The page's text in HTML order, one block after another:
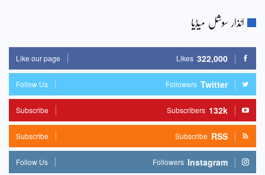
انذار سوشل میڈیا
322,000
Likes
Like our page
Twitter
Followers
Follow Us
132k
Subscribers
Subscribe
RSS
Subscribe
Subscribe
Instagram
Followers
Follow Us